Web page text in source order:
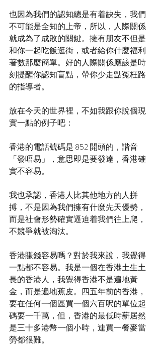
也因為我們的認知總是有着缺失，我們
不可能是全知的上帝，所以，人際關係
就成為了成敗的關鍵。擁有朋友不但是
和你一起吃飯逛街，或者給你什麼福利
著數那麼簡單。好的人際關係應該是時
刻提醒你認知盲點，帶你少走點冤枉路
的指導者。
放在今天的世界裡，不如我跟你說個現
實一點的例子吧：
香港的電話號碼是 852 開頭的，諧音
「發唔易」，意思即是要發達，香港確
實不容易。
我也承認，香港人比其他地方的人拼
搏，不是因為我們擁有什麼先天優勢，
而是社會形勢確實逼迫着我們往上爬，
不競爭就被淘汰。
香港賺錢容易嗎？對於我來說，我覺得
一點都不容易。我是一個在香港土生土
長的香港人，我覺得香港不是遍地黃
金，而是遍地蕉皮。四五年前的香港，
要在任何一個區買一個六百呎的單位起
碼要一千萬，但，香港的最低時薪居然
是三十多港幣一個小時，連買一餐麥當
勞都很難。